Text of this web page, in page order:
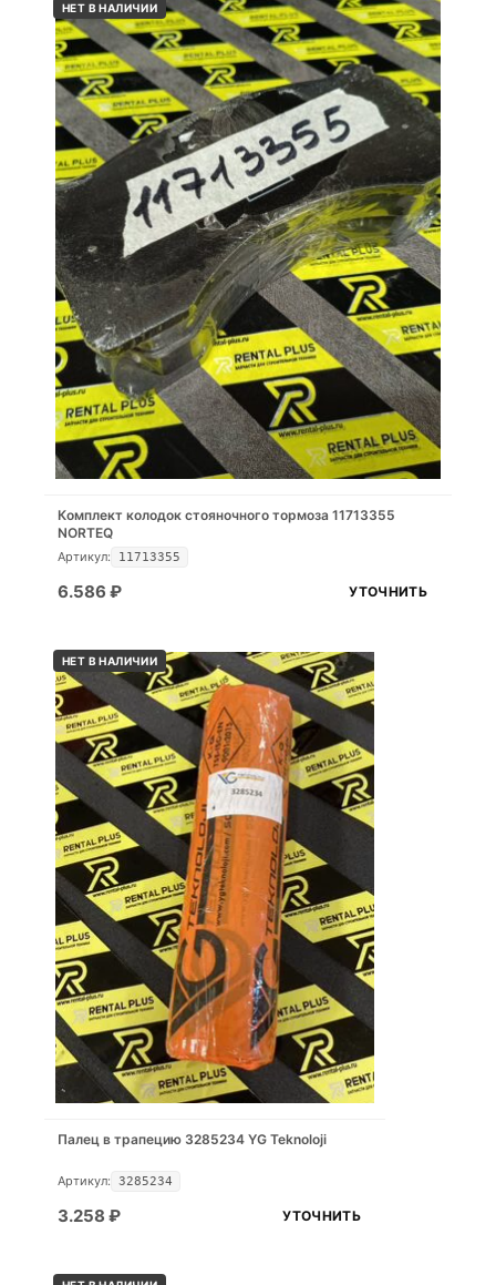
НЕТ В НАЛИЧИИ
Комплект колодок стояночного тормоза 11713355
NORTEQ
Артикул: 11713355
6.586 ₽ УТОЧНИТЬ
НЕТ В НАЛИЧИИ
Палец в трапецию 3285234 YG Teknoloji
Артикул: 3285234
3.258 ₽ УТОЧНИТЬ